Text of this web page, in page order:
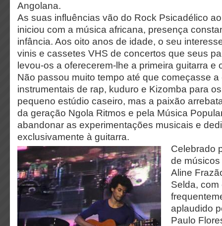
Angolana.
As suas influências vão do Rock Psicadélico
iniciou com a música africana, presença
infância. Aos oito anos de idade, o seu
vinis e cassetes VHS de concertos que seus
levou-os a oferecerem-lhe a primeira guitarra e
Não passou muito tempo até que começasse
instrumentais de rap, kuduro e Kizomba para
pequeno estúdio caseiro, mas a paixão
da geração Ngola Ritmos e pela Música
abandonar as experimentações musicais e
exclusivamente à guitarra.
Celebrado
de
Aline
Selda,
aplaudido
Paulo